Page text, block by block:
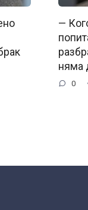
—
няма
0